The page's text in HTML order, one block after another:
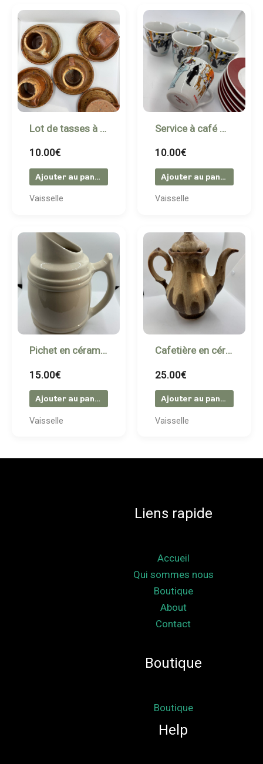
Lot de tasses à café artisanales – grès émaillé
10.00€
Ajouter au panier
Vaisselle
Service à café Maxim’s de Paris – Illustrations rétro
10.00€
Ajouter au panier
Vaisselle
Pichet en céramique émaillée crèm
15.00€
Ajouter au panier
Vaisselle
Cafetière en céramique signée Valoris.
25.00€
Ajouter au panier
Vaisselle
Liens rapide
Accueil
Qui sommes nous
Boutique
About
Contact
Boutique
Boutique
Help